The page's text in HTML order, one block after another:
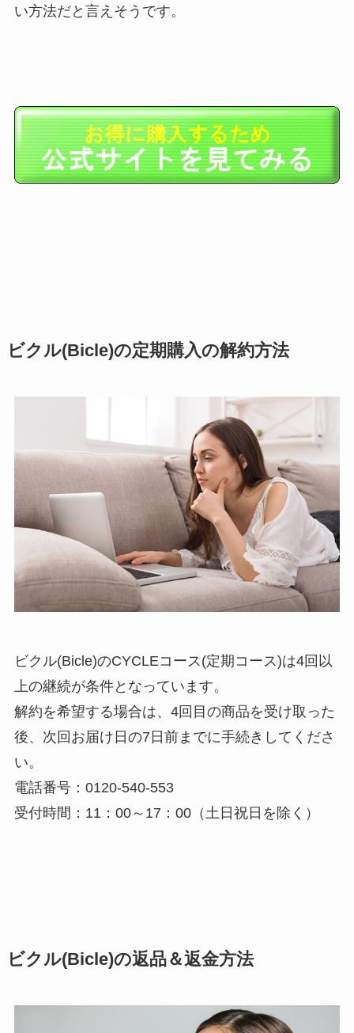
い方法だと言えそうです。
ビクル(Bicle)の定期購入の解約方法
ビクル(Bicle)のCYCLEコース(定期コース)は4回以
上の継続が条件となっています。
解約を希望する場合は、4回目の商品を受け取った
後、次回お届け日の7日前までに手続きしてくださ
い。
電話番号：0120-540-553
受付時間：11：00～17：00（土日祝日を除く）
ビクル(Bicle)の返品＆返金方法